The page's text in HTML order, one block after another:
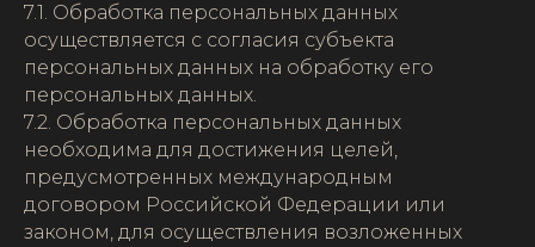
7.1. Обработка персональных данных
осуществляется с согласия субъекта
персональных данных на обработку его
персональных данных.
7.2. Обработка персональных данных
необходима для достижения целей,
предусмотренных международным
договором Российской Федерации или
законом, для осуществления возложенных